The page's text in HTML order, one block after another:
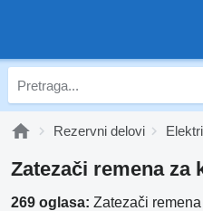
Rezervni delovi
Zatezači remena za
269 oglasa: Zatezači remena